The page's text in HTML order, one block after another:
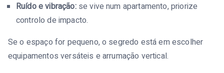
Ruído e vibração:se vive num apartamento, priorize
controlo de impacto.
Se o espaço for pequeno, o segredo está em escolher
equipamentos versáteis e arrumação vertical.